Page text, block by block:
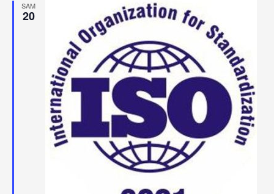
SAM
20